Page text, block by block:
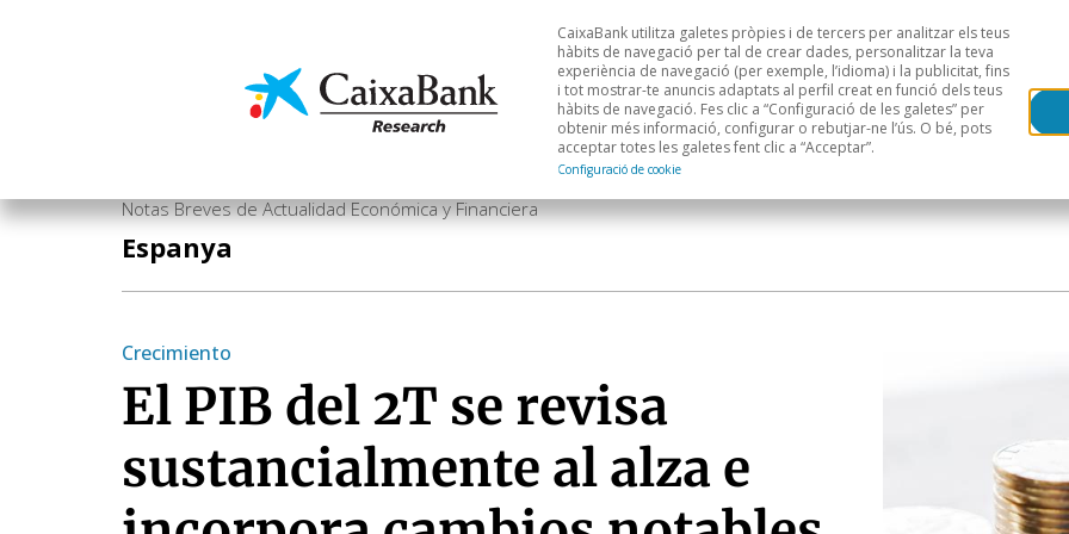
Economia i mercats Anàlisi sectorial Àrees geogràfiques
CaixaBank utilitza galetes pròpies i de tercers per analitzar els teus
hàbits de navegació per tal de crear dades, personalitzar la teva
experiència de navegació (per exemple, l’idioma) i la publicitat, fins
i tot mostrar-te anuncis adaptats al perfil creat en funció dels teus
hàbits de navegació. Fes clic a “Configuració de les galetes” per
obtenir més informació, configurar o rebutjar-ne l’ús. O bé, pots
acceptar totes les galetes fent clic a “Acceptar”.
Configuració de cookie
Notas Breves de Actualidad Económica y Financiera
Espanya
Crecimiento
El PIB del 2T se revisa
sustancialmente al alza e